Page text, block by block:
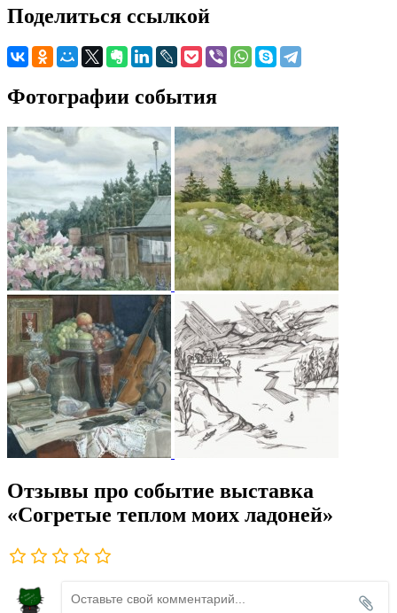
Поделиться ссылкой
Фотографии события
Отзывы про событие выставка
«Согретые теплом моих ладоней»